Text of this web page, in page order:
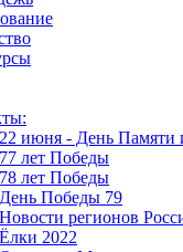
22 июня - День Памяти
77 лет Победы
78 лет Победы
День Победы 79
Новости регионов
Ёлки 2022